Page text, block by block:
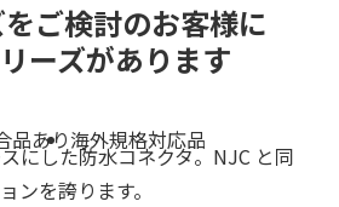
ご検討のお客様に
ーズがあります
品あり海外規格対応品
にした防水コネクタ。NJC と同
ンを誇ります。